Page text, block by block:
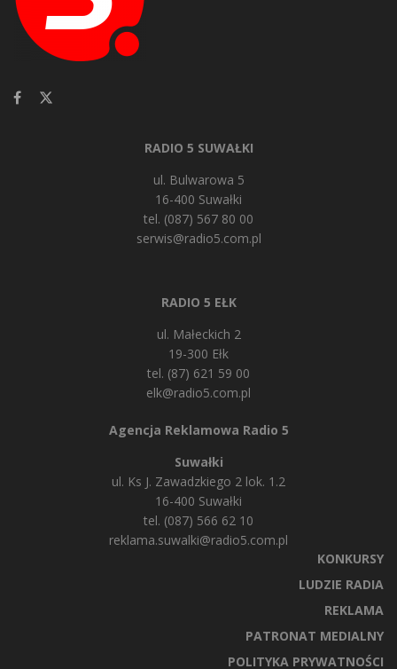
RADIO 5 SUWAŁKI
ul. Bulwarowa 5
16-400 Suwałki
tel. (087) 567 80 00
serwis@radio5.com.pl
RADIO 5 EŁK
ul. Małeckich 2
19-300 Ełk
tel. (87) 621 59 00
elk@radio5.com.pl
Agencja Reklamowa Radio 5
Suwałki
ul. Ks J. Zawadzkiego 2 lok. 1.2
16-400 Suwałki
tel. (087) 566 62 10
reklama.suwalki@radio5.com.pl
KONKURSY
LUDZIE RADIA
REKLAMA
PATRONAT MEDIALNY
POLITYKA PRYWATNOŚCI